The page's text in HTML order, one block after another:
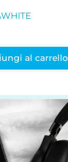
al carrello